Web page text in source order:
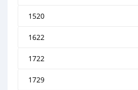
1520
1622
1722
1729